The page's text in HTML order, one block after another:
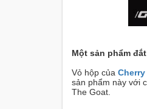
Một sản phẩm
Vỏ hộp của Cherry
sản phẩm này với
The Goat.